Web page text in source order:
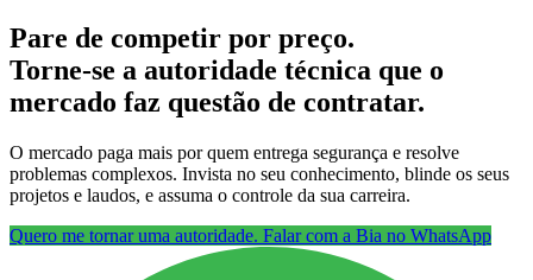
Pare de competir por preço.
Torne-se a autoridade técnica que o
mercado faz questão de contratar.
O mercado paga mais por quem entrega segurança e resolve
problemas complexos. Invista no seu conhecimento, blinde os seus
projetos e laudos, e assuma o controle da sua carreira.
Quero me tornar uma autoridade. Falar com a Bia no WhatsApp